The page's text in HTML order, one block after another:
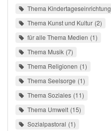
Thema Kindertageseinrichtung
Thema Kunst und Kultur 2
für alle Thema Medien 1
Thema Musik 7
Thema Religionen 1
Thema Seelsorge 1
Thema Soziales 11
Thema Umwelt 15
Sozialpastoral 1